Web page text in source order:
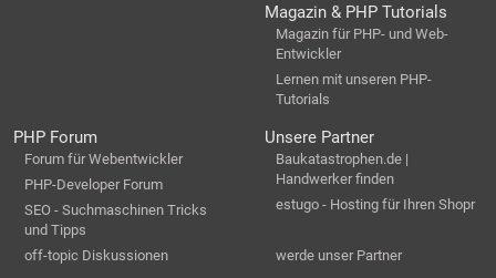
Magazin & PHP Tutorials
Magazin für PHP- und Web-
Entwickler
Lernen mit unseren PHP-
Tutorials
PHP Forum
Forum für Webentwickler
PHP-Developer Forum
SEO - Suchmaschinen Tricks
und Tipps
off-topic Diskussionen
Unsere Partner
Baukatastrophen.de |
Handwerker finden
estugo - Hosting für Ihren Shopr
werde unser Partner